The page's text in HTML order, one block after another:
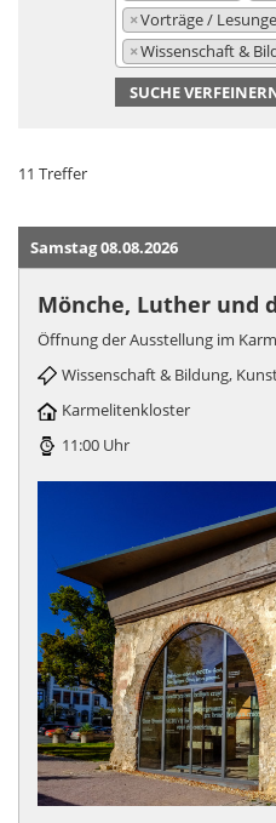
×Vorträge /
×Wissenschaft &
SUCHE
11 Treffer
Samstag 08.08.2026
Mönche, Luther und
Öffnung der Ausstellung im
Wissenschaft & Bildung,
Karmelitenkloster
11:00 Uhr